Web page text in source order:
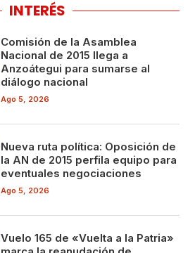
INTERÉS
Comisión de la Asamblea
Nacional de 2015 llega a
Anzoátegui para sumarse al
diálogo nacional
Ago 5, 2026
Nueva ruta política: Oposición de
la AN de 2015 perfila equipo para
eventuales negociaciones
Ago 5, 2026
Vuelo 165 de «Vuelta a la Patria»